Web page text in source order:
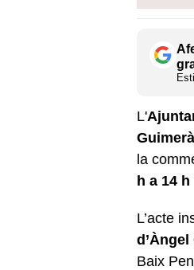
L'
Guimerà
la
h a 14 h
L’acte
Baix